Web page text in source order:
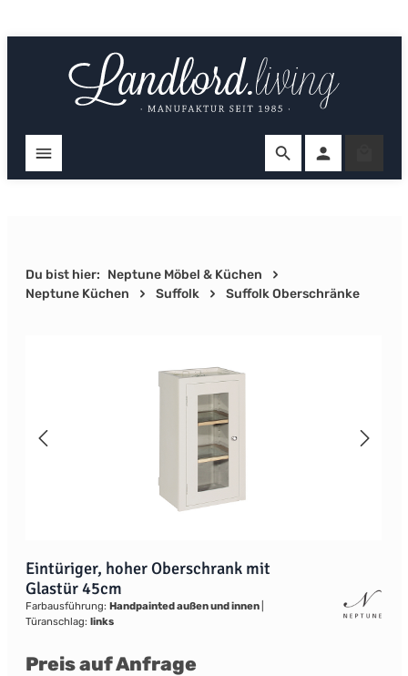
Du bist hier: Neptune Möbel & Küchen
Neptune Küchen
Suffolk Suffolk Oberschränke
Eintüriger, hoher Oberschrank mit
Glastür 45cm
Farbausführung: Handpainted außen und innen
Türanschlag: links
Preis auf Anfrage